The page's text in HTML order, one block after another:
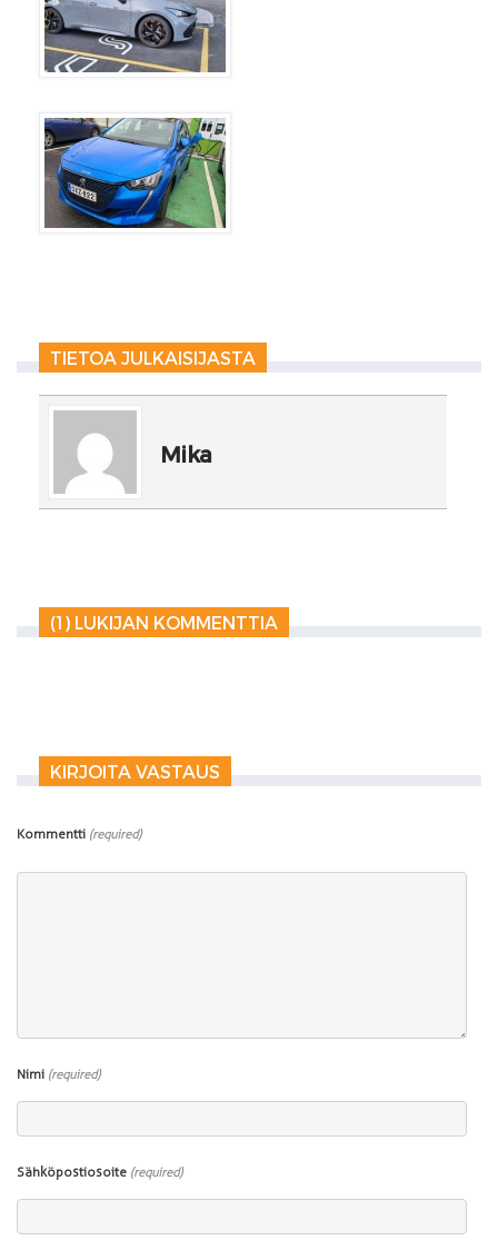
TIETOA JULKAISIJASTA
Mika
(1) LUKIJAN KOMMENTTIA
KIRJOITA VASTAUS
Kommentti (required)
Nimi (required)
Sähköpostiosoite (required)